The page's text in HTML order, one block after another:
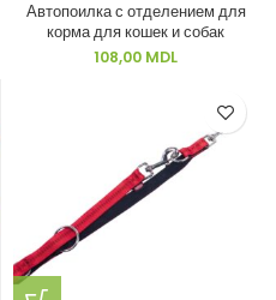
Автопоилка с отделением для
корма для кошек и собак
108,00 MDL